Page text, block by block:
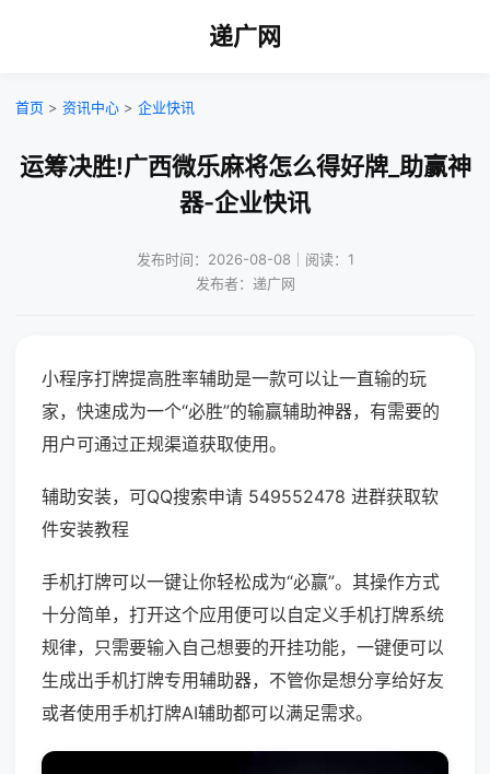
递广网
首页 > 资讯中心 > 企业快讯
运筹决胜!广西微乐麻将怎么得好牌_助赢神
器-企业快讯
发布时间：2026-08-08｜阅读：1
发布者：递广网
小程序打牌提高胜率辅助是一款可以让一直输的玩
家，快速成为一个“必胜”的输赢辅助神器，有需要的
用户可通过正规渠道获取使用。
辅助安装，可QQ搜索申请 549552478 进群获取软
件安装教程
手机打牌可以一键让你轻松成为“必赢”。其操作方式
十分简单，打开这个应用便可以自定义手机打牌系统
规律，只需要输入自己想要的开挂功能，一键便可以
生成出手机打牌专用辅助器，不管你是想分享给好友
或者使用手机打牌AI辅助都可以满足需求。